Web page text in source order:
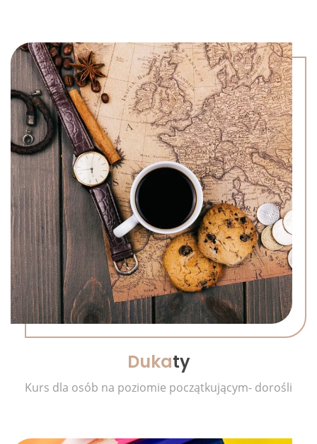
Dukaty
Kurs dla osób na poziomie początkującym- dorośli